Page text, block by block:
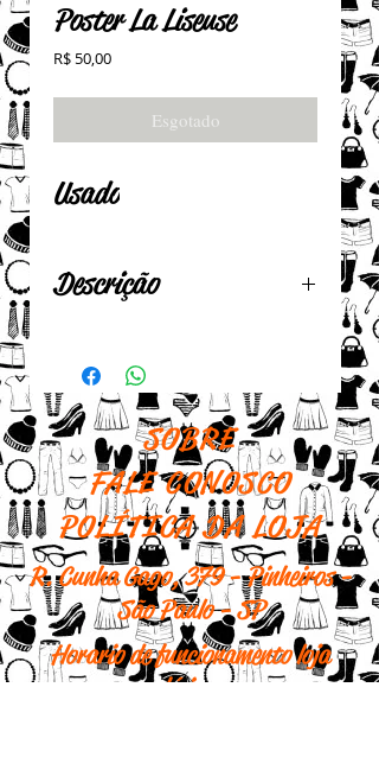
Poster La Liseuse
R$ 50,00Preço
Esgotado
Usado
Descrição
Jean Fragonard
Medidas: 72 cm x 52 cm
SOBRE
FALE CONOSCO
POLÍTICA DA LOJA
R. Cunha Gago, 379 - Pinheiros -
São Paulo - SP
Horario de funcionamento loja
física: